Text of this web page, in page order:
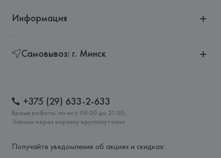
Информация
Самовывоз: г. Минск
+375 (29) 633-2-633
Время работы: пн-вс с 09:00 до 21:00,
Заказы через корзину круглосуточно
Получайте уведомления об акциях и скидках: